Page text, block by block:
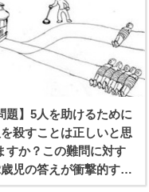
題】5人を助けるために
殺すことは正しいと思
すか？この難問に対す
児の答えが衝撃的すぎ
！